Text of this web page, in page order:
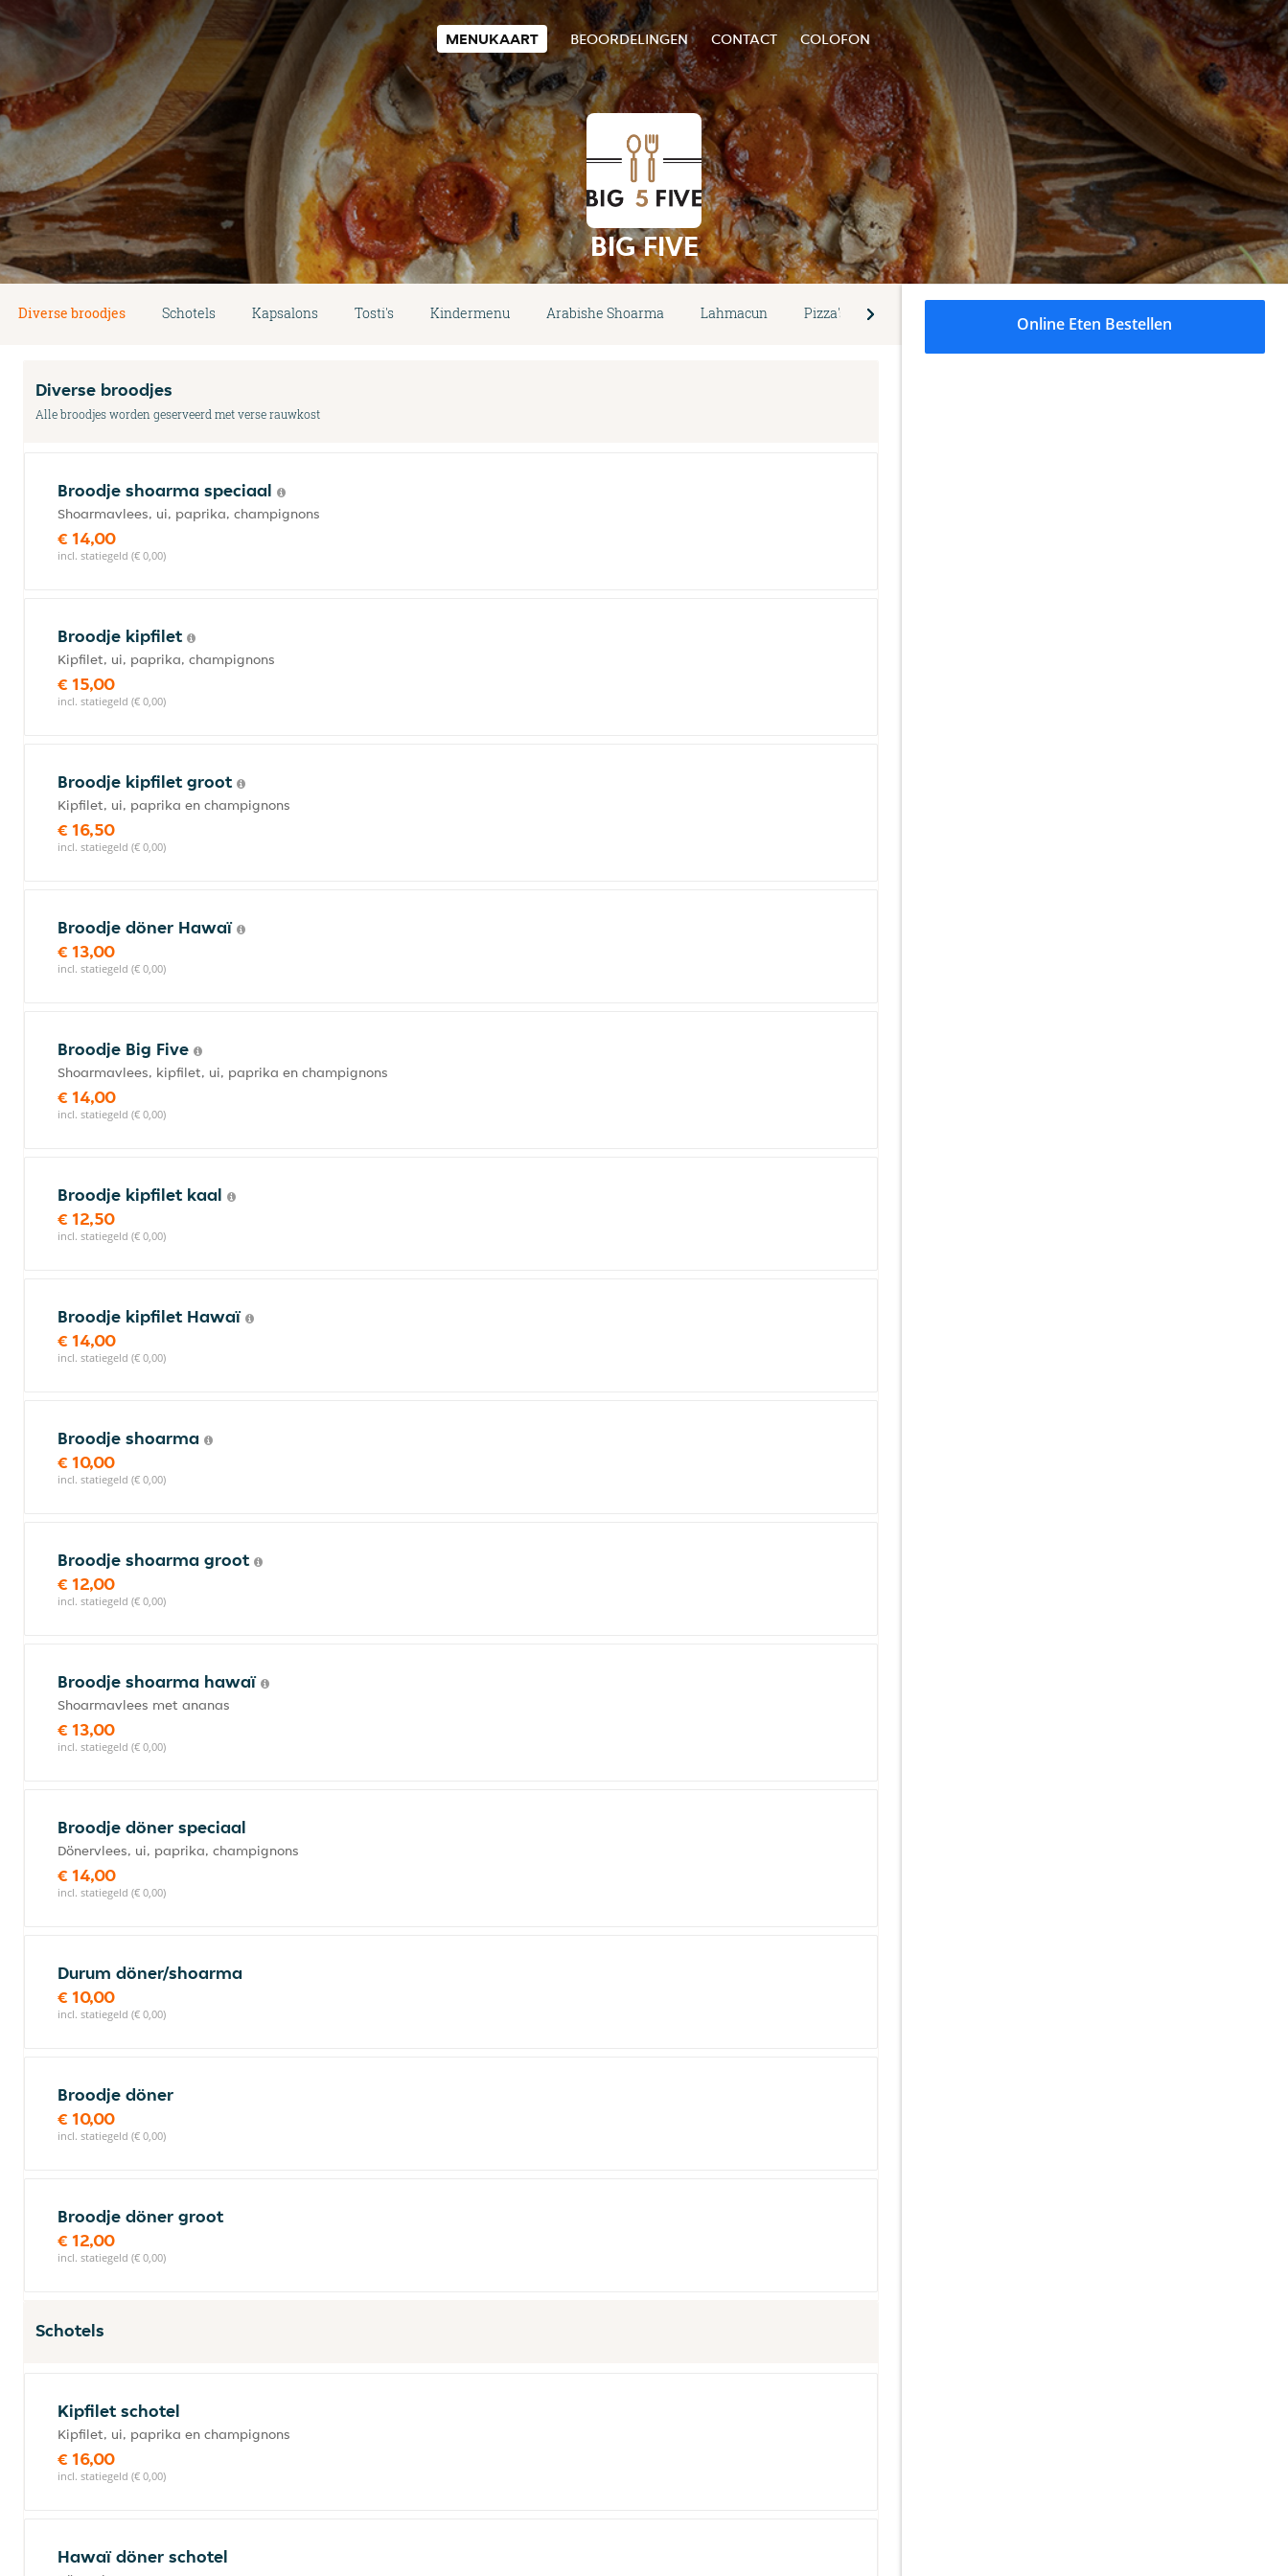
MENUKAART BEOORDELINGEN CONTACT COLOFON
BIG FIVE
Diverse broodjes Schotels Kapsalons Tosti's Kindermenu Arabishe Shoarma Lahmacun Pizza's Voorgerechten Pasta's
Diverse broodjes
Alle broodjes worden geserveerd met verse rauwkost
Broodje shoarma speciaal
Shoarmavlees, ui, paprika, champignons
€ 14,00
incl. statiegeld (€ 0,00)
Broodje kipfilet
Kipfilet, ui, paprika, champignons
€ 15,00
incl. statiegeld (€ 0,00)
Broodje kipfilet groot
Kipfilet, ui, paprika en champignons
€ 16,50
incl. statiegeld (€ 0,00)
Broodje döner Hawaï
€ 13,00
incl. statiegeld (€ 0,00)
Broodje Big Five
Shoarmavlees, kipfilet, ui, paprika en champignons
€ 14,00
incl. statiegeld (€ 0,00)
Broodje kipfilet kaal
€ 12,50
incl. statiegeld (€ 0,00)
Broodje kipfilet Hawaï
€ 14,00
incl. statiegeld (€ 0,00)
Broodje shoarma
€ 10,00
incl. statiegeld (€ 0,00)
Broodje shoarma groot
€ 12,00
incl. statiegeld (€ 0,00)
Broodje shoarma hawaï
Shoarmavlees met ananas
€ 13,00
incl. statiegeld (€ 0,00)
Broodje döner speciaal
Dönervlees, ui, paprika, champignons
€ 14,00
incl. statiegeld (€ 0,00)
Durum döner/shoarma
€ 10,00
incl. statiegeld (€ 0,00)
Broodje döner
€ 10,00
incl. statiegeld (€ 0,00)
Broodje döner groot
€ 12,00
incl. statiegeld (€ 0,00)
Schotels
Kipfilet schotel
Kipfilet, ui, paprika en champignons
€ 16,00
incl. statiegeld (€ 0,00)
Hawaï döner schotel
Online Eten Bestellen